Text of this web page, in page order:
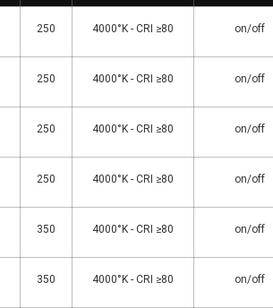
250 4000°K - CRI ≥80 on/off
250 4000°K - CRI ≥80 on/off
250 4000°K - CRI ≥80 on/off
250 4000°K - CRI ≥80 on/off
350 4000°K - CRI ≥80 on/off
350 4000°K - CRI ≥80 on/off